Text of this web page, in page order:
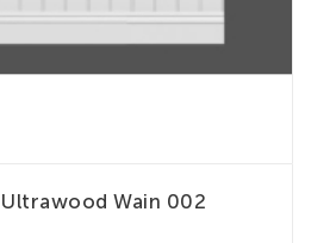
Wain 002